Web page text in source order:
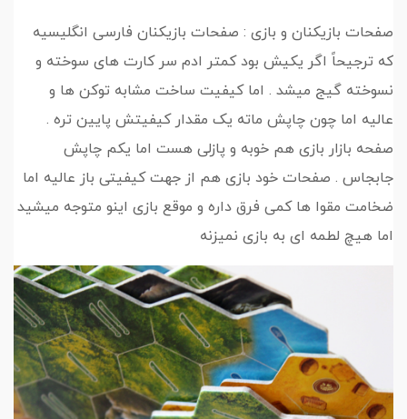
صفحات بازیکنان و بازی : صفحات بازیکنان فارسی انگلیسیه
که ترجیحاً اگر یکیش بود کمتر ادم سر کارت های سوخته و
نسوخته گیج میشد . اما کیفیت ساخت مشابه توکن ها و
عالیه اما چون چاپش ماته یک مقدار کیفیتش پایین تره .
صفحه بازار بازی هم خوبه و پازلی هست اما یکم چاپش
جابجاس . صفحات خود بازی هم از جهت کیفیتی باز عالیه اما
ضخامت مقوا ها کمی فرق داره و موقع بازی اینو متوجه میشید
اما هیچ لطمه ای به بازی نمیزنه